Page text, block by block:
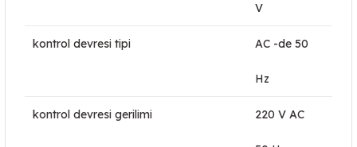
V
kontrol devresi tipi AC -de 50
Hz
kontrol devresi gerilimi 220 V AC